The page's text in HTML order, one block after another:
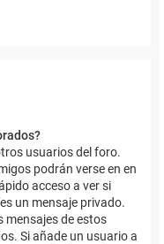
usuarios del foro.
podrán verse en en
acceso a ver si
un mensaje privado.
mensajes de estos
Si añade un usuario a